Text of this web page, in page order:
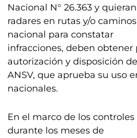
Nacional N° 26.363 y
radares en rutas y/o
nacional para constatar
infracciones, deben obtener
autorización y disposición
ANSV, que aprueba su uso
nacionales.
En el marco de los
durante los meses de